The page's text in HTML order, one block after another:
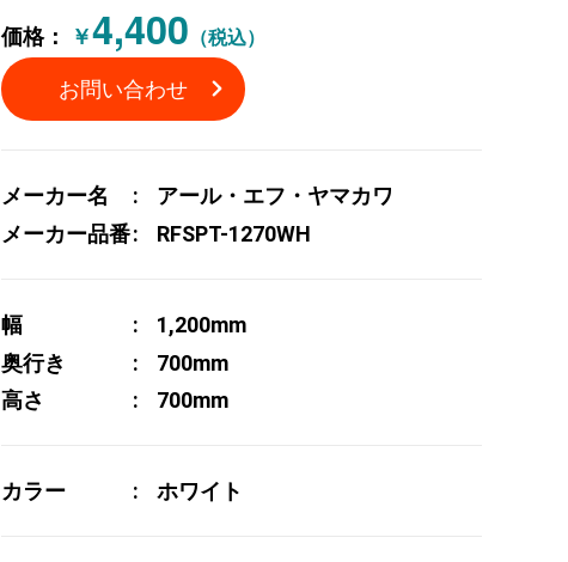
価格： ￥4,400 （税込）
お問い合わせ
メーカー名
アール・エフ・ヤマカワ
メーカー品番
RFSPT-1270WH
幅
1,200mm
奥行き
700mm
高さ
700mm
カラー ホワイト